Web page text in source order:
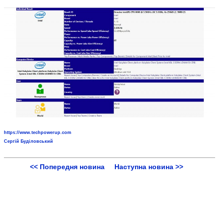
https://www.techpowerup.com
Сергій Буділовський
<< Попередня новина Наступна новина >>